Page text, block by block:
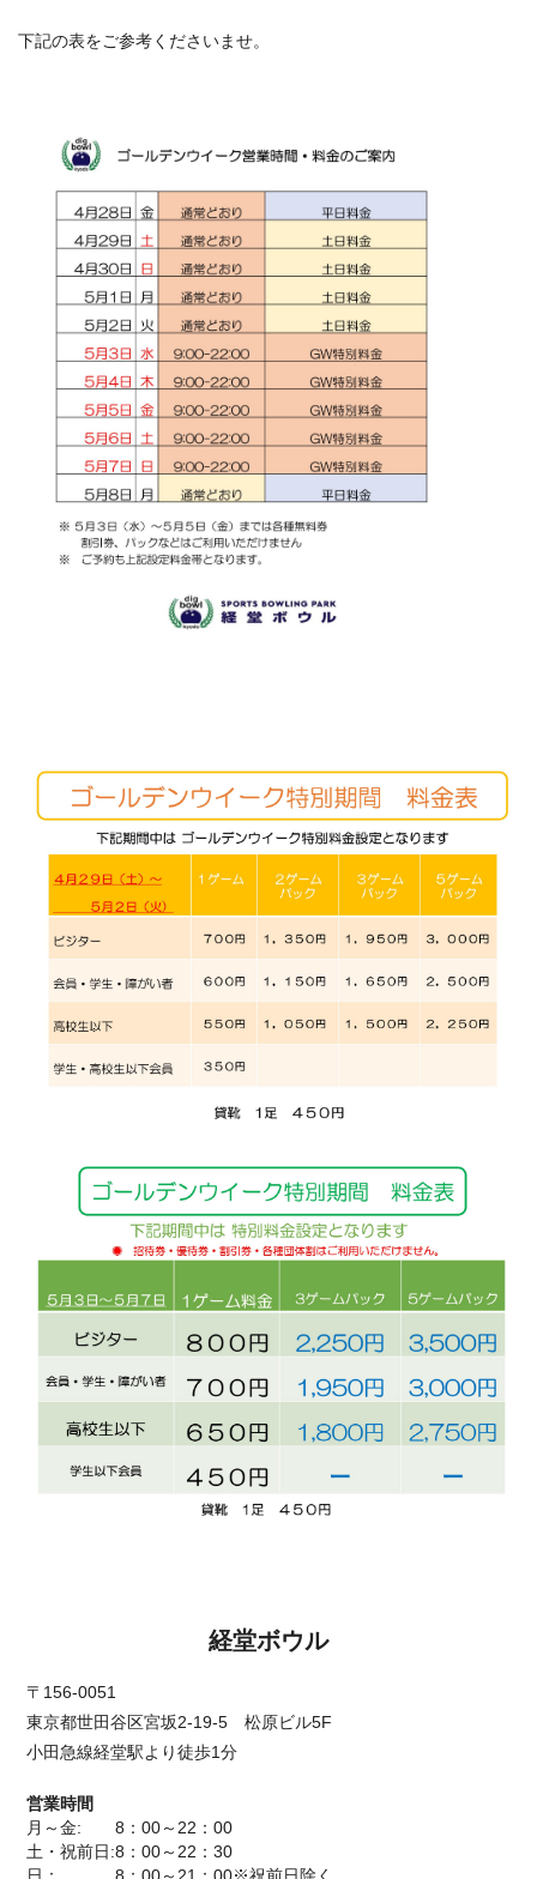
下記の表をご参考くださいませ。
経堂ボウル
〒156-0051
東京都世田谷区宮坂2-19-5 松原ビル5F
小田急線経堂駅より徒歩1分
営業時間
月～金: 8：00～22：00
土・祝前日:8：00～22：30